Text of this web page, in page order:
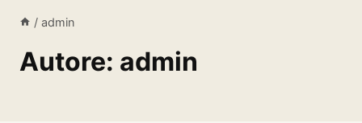
/ admin
Autore: admin